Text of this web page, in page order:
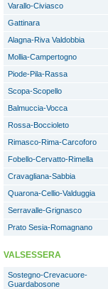
Varallo-Civiasco
Gattinara
Alagna-Riva Valdobbia
Mollia-Campertogno
Piode-Pila-Rassa
Scopa-Scopello
Balmuccia-Vocca
Rossa-Boccioleto
Rimasco-Rima-Carcoforo
Fobello-Cervatto-Rimella
Cravagliana-Sabbia
Quarona-Cellio-Valduggia
Serravalle-Grignasco
Prato Sesia-Romagnano
VALSESSERA
Sostegno-Crevacuore-
Guardabosone